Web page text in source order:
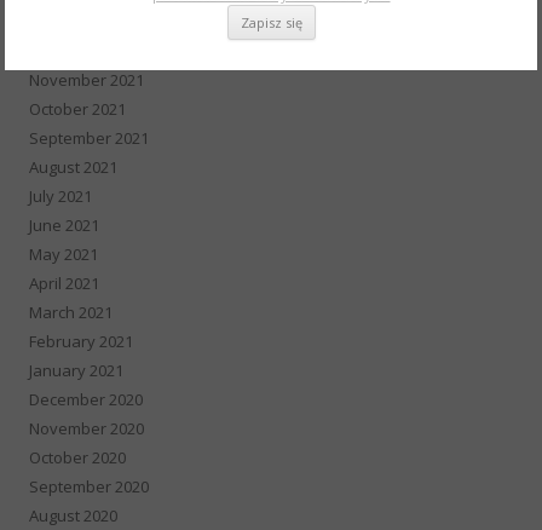
November 2021
October 2021
September 2021
August 2021
July 2021
June 2021
May 2021
April 2021
March 2021
February 2021
January 2021
December 2020
November 2020
October 2020
September 2020
August 2020